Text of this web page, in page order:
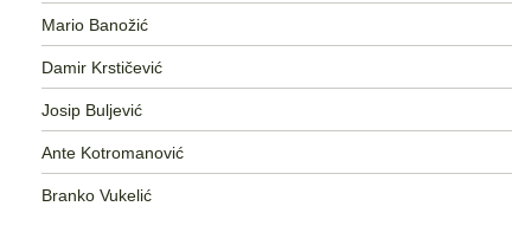
Mario Banožić
Damir Krstičević
Josip Buljević
Ante Kotromanović
Branko Vukelić